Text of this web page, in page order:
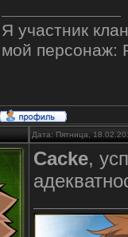
Я участник
мой персонаж:
Дата: Пятница,
Cacke,